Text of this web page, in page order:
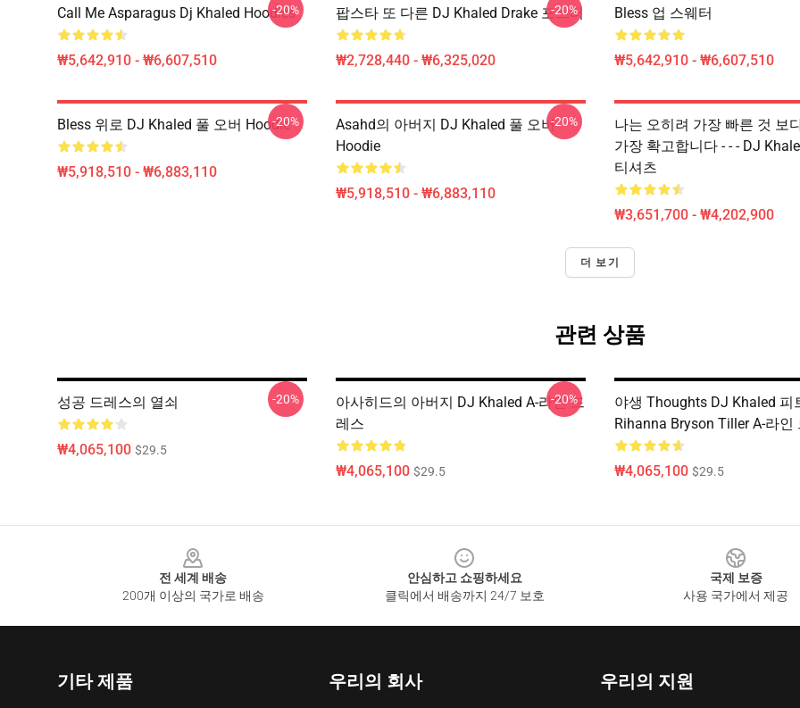
Call Me Asparagus Dj Khaled Hoodies
₩5,642,910 - ₩6,607,510
-20% 팝스타 또 다른 DJ Khaled Drake 포스터
₩2,728,440 - ₩6,325,020
-20% Bless 업 스웨터
₩5,642,910 - ₩6,607,510
Bless 위로 DJ Khaled 풀 오버 Hoodie
₩5,918,510 - ₩6,883,110
-20%
Asahd의 아버지 DJ Khaled 풀 오버
Hoodie
₩5,918,510 - ₩6,883,110
-20%
나는 오히려 가장 빠른 것 보
가장 확고합니다 - - - DJ
티셔츠
₩3,651,700 - ₩4,202,900
더 보기
관련 상품
성공 드레스의 열쇠
₩4,065,100 $29.5
-20%
아사히드의 아버지 DJ Khaled A-라인 드
레스
₩4,065,100 $29.5
-20%
야생 Thoughts DJ Khaled 피
Rihanna Bryson Tiller A-라인
₩4,065,100 $29.5
전 세계 배송
200개 이상의 국가로 배송
안심하고 쇼핑하세요
클릭에서 배송까지 24/7 보호
국제 보증
사용 국가에서 제공
기타 제품 우리의 회사 우리의 지원